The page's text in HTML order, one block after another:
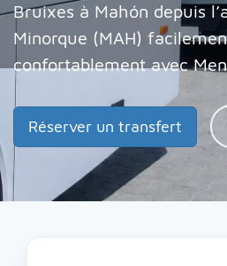
Bruixes à Mahón depuis
Minorque (MAH)
confortablement avec
Réserver un transfert